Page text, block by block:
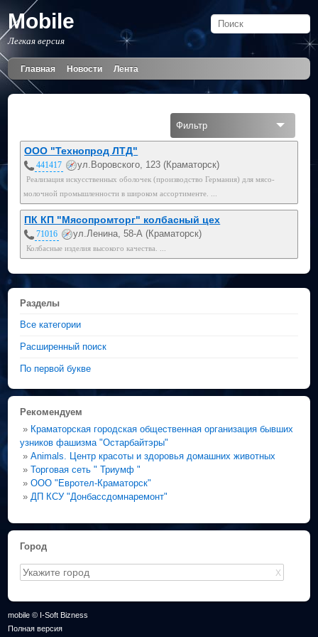
Mobile
Легкая версия
Главная Новости Лента
Фильтр
ООО "Технопрод ЛТД"
441417 ул.Воровского, 123 (Краматорск)
Реализация искусственных оболочек (производство Германия) для мясо-
молочной промышленности в широком ассортименте. ...
ПК КП "Мясопромторг" колбасный цех
71016 ул.Ленина, 58-А (Краматорск)
Колбасные изделия высокого качества. ...
Разделы
Все категории
Расширенный поиск
По первой букве
Рекомендуем
» Краматорская городская общественная организация бывших
узников фашизма "Остарбайтэры"
»Animals. Центр красоты и здоровья домашних животных
»Торговая сеть " Триумф "
»ООО "Евротел-Краматорск"
» ДП КСУ "Донбассдомнаремонт"
Город
X
mobile © I-Soft Bizness
Полная версия